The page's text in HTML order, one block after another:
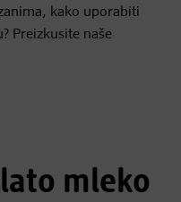
kako uporabiti
Preizkusite naše
mleko